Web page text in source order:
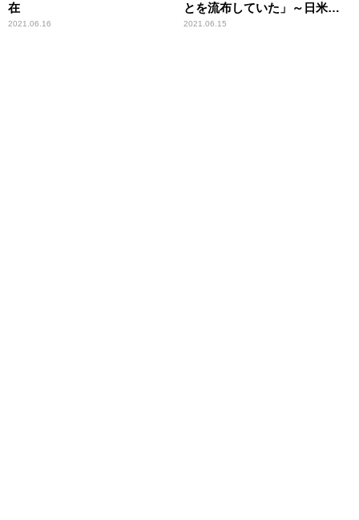
在
2021.06.16
とを流布していた」～日米同
盟の信頼回復における労苦を
2021.06.15